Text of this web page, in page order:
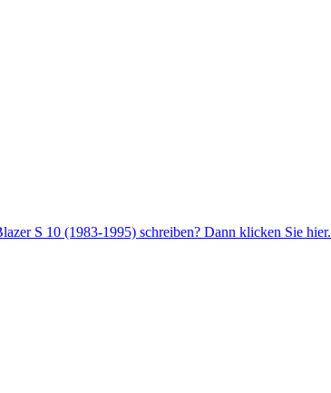
S 10 (1983-1995) schreiben? Dann klicken Sie hier.